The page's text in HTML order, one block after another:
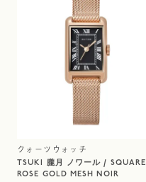
クォーツウォッチ
TSUKI 朧月 ノワール / SQUARE
ROSE GOLD MESH NOIR